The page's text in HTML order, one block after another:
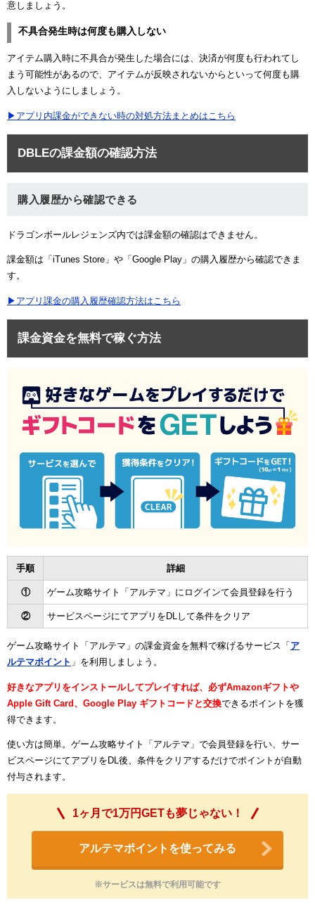
意しましょう。
不具合発生時は何度も購入しない
アイテム購入時に不具合が発生した場合には、決済が何度も行われてし
まう可能性があるので、アイテムが反映されないからといって何度も購
入しないようにしましょう。
▶アプリ内課金ができない時の対処方法まとめはこちら
DBLEの課金額の確認方法
購入履歴から確認できる
ドラゴンボールレジェンズ内では課金額の確認はできません。
課金額は「iTunes Store」や「Google Play」の購入履歴から確認できま
す。
▶アプリ課金の購入履歴確認方法はこちら
課金資金を無料で稼ぐ方法
手順 詳細
① ゲーム攻略サイト「アルテマ」にログインて会員登録を行う
② サービスページにてアプリをDLして条件をクリア
ゲーム攻略サイト「アルテマ」の課金資金を無料で稼げるサービス「 ア
ルテマポイント 」を利用しましょう。
好きなアプリをインストールしてプレイすれば、必ずAmazonギフトや
Apple Gift Card、Google Play ギフトコードと交換できるポイントを獲
得できます。
使い方は簡単。ゲーム攻略サイト「アルテマ」で会員登録を行い、サー
ビスページにてアプリをDL後、条件をクリアするだけでポイントが自動
付与されます。
1ヶ月で1万円GETも夢じゃない！
アルテマポイントを使ってみる
※サービスは無料で利用可能です